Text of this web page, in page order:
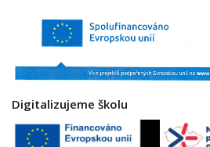
Digitalizujeme školu